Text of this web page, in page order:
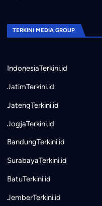
TERKINI MEDIA GROUP
IndonesiaTerkini.id
JatimTerkini.id
JatengTerkini.id
JogjaTerkini.id
BandungTerkini.id
SurabayaTerkini.id
BatuTerkini.id
JemberTerkini.id